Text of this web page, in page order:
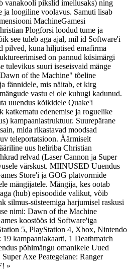
vanakooli pikslid imeilusaks) ning
ja loogiline voolavus. Samuti lisab
MachineGamesi
Plogforsi loodud tume ja
see tuleb aga ajal, mil id Software'i
pilved, kuna hiljutised emafirma
on pannud küsimärgi
tulevikus suuri iseseisvaid mänge
of the Machine" tõeline
fännidele, mis näitab, et kirg
vastu ei ole kuhugi kadunud.
uuendus kõikidele Quake'i
katkematu edenemise ja roguelike
kampaaniastruktuur. Suurepärane
mida rikastavad moodsad
teleportatsioon. Äärmiselt
uus heliriba Christian
relvad (Laser Cannon ja Super
värskust. MIINUSED Uuendus
Store'i ja GOG platvormide
mängijatele. Mängija, kes ootab
(hub) episoodide valikut, võib
silmus-süsteemiga harjumisel raskusi
nimi: Dawn of the Machine
koostöös id Software'iga
5, PlayStation 4, Xbox, Nintendo
kampaaniakaarti, 1 Deathmatch
põhimängu omanikele Uued
Axe Peategelane: Ranger
»